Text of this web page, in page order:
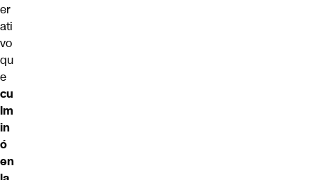
er
ati
vo
qu
e
cu
lm
in
ó
en